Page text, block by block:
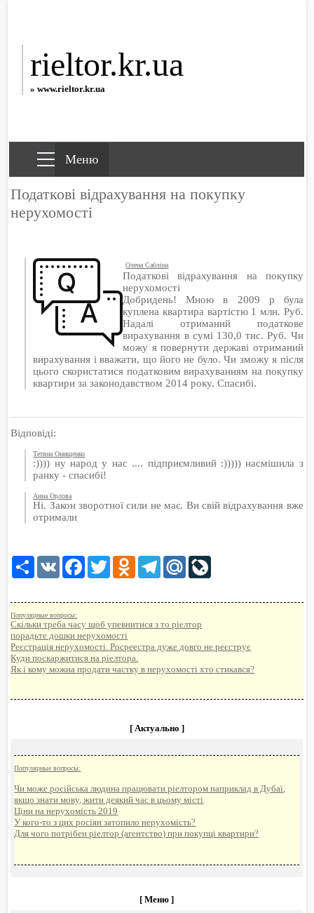
rieltor.kr.ua
» www.rieltor.kr.ua
Податкові відрахування на покупку
нерухомості
Олена Сабліна
Податкові відрахування на покупку
нерухомості
Добридень! Мною в 2009 р була
куплена квартира вартістю 1 млн. Руб.
Надалі отриманий податкове
вирахування в сумі 130,0 тис. Руб. Чи
можу я повернути державі отриманий
вирахування і вважати, що його не було. Чи зможу я після
цього скористатися податковим вирахуванням на покупку
квартири за законодавством 2014 року. Спасибі.
Відповіді:
Тетяна Онищенко
:)))) ну народ у нас .... підприємливий :))))) насмішила з
ранку - спасибі!
Анна Орлова
Ні. Закон зворотної сили не має. Ви свій відрахування вже
отримали
Share VK Facebook
TwitterOdnoklassniki
TelegramMail.Ru
Популярные вопросы:
Скільки треба часу щоб упевнитися з то ріелтор
порадьте дошки нерухомості
Реєстрація нерухомості. Росреестра дуже довго не реєструє
Куди поскаржитися на ріелтора.
Як і кому можна продати частку в нерухомості хто стикався?
[ Актуально ]
Популярные вопросы:
Чи може російська людина працювати ріелтором наприклад в Дубаї,
якщо знати мову, жити деякий час в цьому місті
Ціни на нерухомість 2019
У кого-то з цих росіян затопило нерухомість?
Для чого потрібен ріелтор (агентство) при покупці квартири?
[ Меню ]